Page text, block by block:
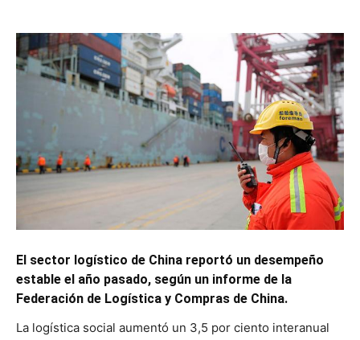
El sector logístico de China reportó un desempeño
estable el año pasado, según un informe de la
Federación de Logística y Compras de China.
La logística social aumentó un 3,5 por ciento interanual